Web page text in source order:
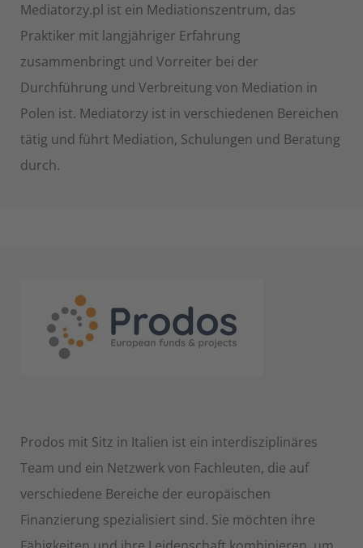
Mediatorzy.pl ist ein Mediationszentrum, das
Praktiker mit langjähriger Erfahrung
zusammenbringt und Vorreiter bei der
Durchführung und Verbreitung von Mediation in
Polen ist. Mediatorzy ist in verschiedenen Bereichen
tätig und führt Mediation, Schulungen und Beratung
durch.
Prodos mit Sitz in Italien ist ein interdisziplinäres
Team und ein Netzwerk von Fachleuten, die auf
verschiedene Bereiche der europäischen
Finanzierung spezialisiert sind. Sie möchten ihre